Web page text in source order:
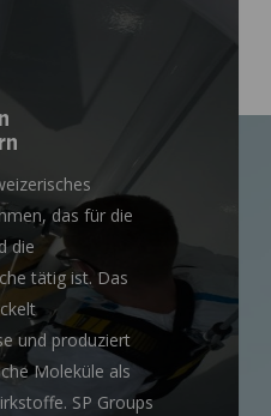
das für die
die
tätig ist. Das
und produziert
Moleküle als
SP Groups